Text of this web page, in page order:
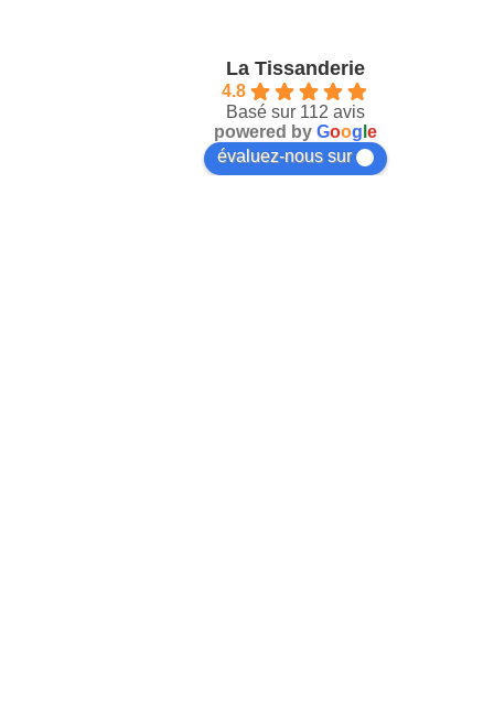
La Tissanderie
4.8
Basé sur 112 avis
powered by Goog e
évaluez-nous sur